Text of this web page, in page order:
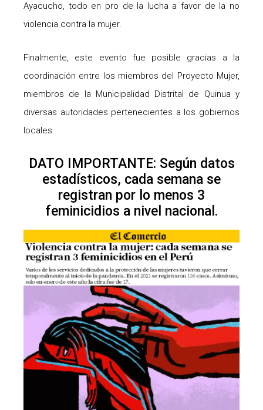
Ayacucho, todo en pro de la lucha a favor de la no
violencia contra la mujer.
Finalmente, este evento fue posible gracias a la
coordinación entre los miembros del Proyecto Mujer,
miembros de la Municipalidad Distrital de Quinua y
diversas autoridades pertenecientes a los gobiernos
locales.
DATO IMPORTANTE: Según datos
estadísticos, cada semana se
registran por lo menos 3
feminicidios a nivel nacional.